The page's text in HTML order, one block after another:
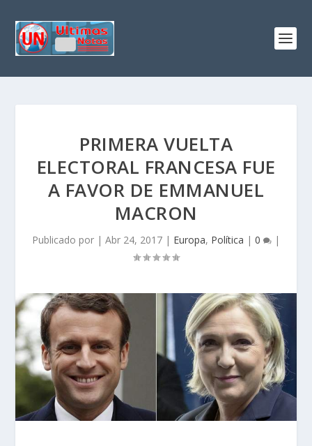
PRIMERA VUELTA
ELECTORAL FRANCESA FUE
A FAVOR DE EMMANUEL
MACRON
Publicado por | Abr 24, 2017 | Europa, Política | 0 |